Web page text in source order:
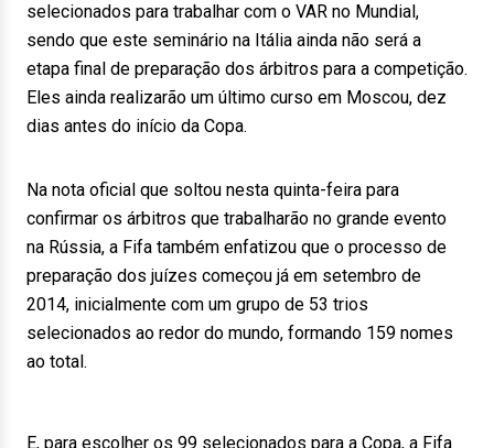
selecionados para trabalhar com o VAR no Mundial,
sendo que este seminário na Itália ainda não será a
etapa final de preparação dos árbitros para a competição.
Eles ainda realizarão um último curso em Moscou, dez
dias antes do início da Copa.
Na nota oficial que soltou nesta quinta-feira para
confirmar os árbitros que trabalharão no grande evento
na Rússia, a Fifa também enfatizou que o processo de
preparação dos juízes começou já em setembro de
2014, inicialmente com um grupo de 53 trios
selecionados ao redor do mundo, formando 159 nomes
ao total.
E, para escolher os 99 selecionados para a Copa, a Fifa